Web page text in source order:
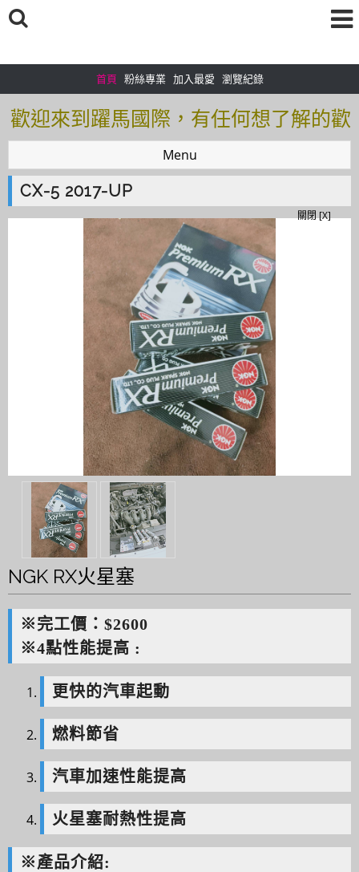
首頁 粉絲專業 加入最愛 瀏覽紀錄
歡迎來到躍馬國際，有任何想了解的歡
迎加入＠官方帳號：＠tof5459i 聯繫電
話0925166083
歡迎來到躍馬國際，有任何想了解的歡
迎加入＠官方帳號：＠tof5459i 聯繫電
話0925166083
Menu
CX-5 2017-UP
NGK RX火星塞
※完工價：$2600
※4點性能提高 :
更快的汽車起動
燃料節省
汽車加速性能提高
火星塞耐熱性提高
※產品介紹:
關閉 [X]